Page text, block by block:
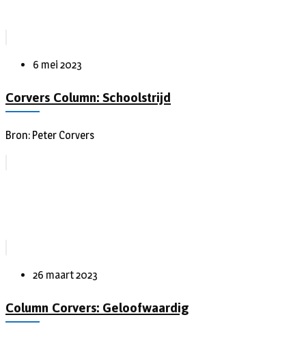
6 mei 2023
Corvers Column: Schoolstrijd
Bron: Peter Corvers
26 maart 2023
Column Corvers: Geloofwaardig